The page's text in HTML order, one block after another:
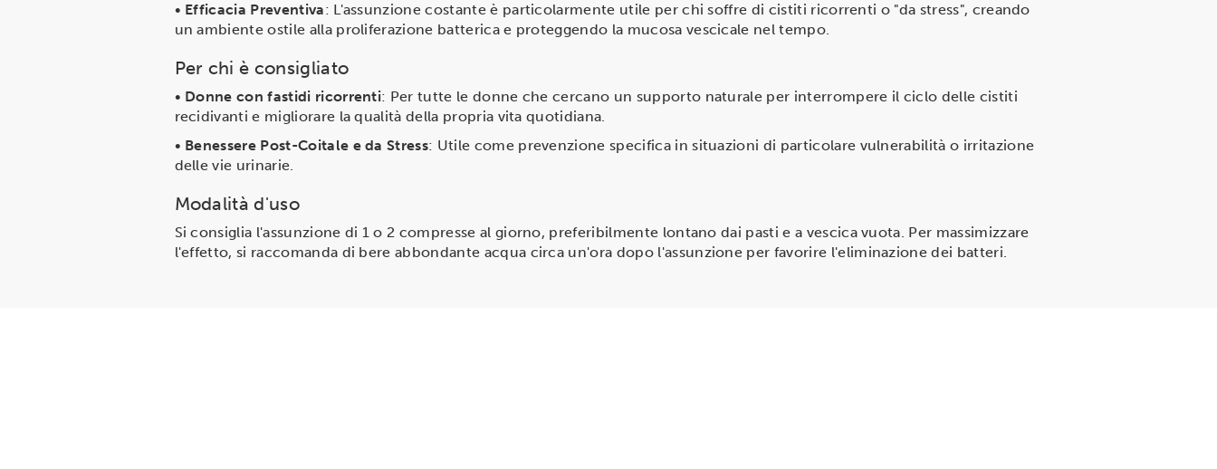
• Efficacia Preventiva: L'assunzione costante è particolarmente utile per chi soffre di cistiti ricorrenti o "da stress", creando
un ambiente ostile alla proliferazione batterica e proteggendo la mucosa vescicale nel tempo.
Per chi è consigliato
• Donne con fastidi ricorrenti: Per tutte le donne che cercano un supporto naturale per interrompere il ciclo delle cistiti
recidivanti e migliorare la qualità della propria vita quotidiana.
• Benessere Post-Coitale e da Stress: Utile come prevenzione specifica in situazioni di particolare vulnerabilità o irritazione
delle vie urinarie.
Modalità d'uso
Si consiglia l'assunzione di 1 o 2 compresse al giorno, preferibilmente lontano dai pasti e a vescica vuota. Per massimizzare
l'effetto, si raccomanda di bere abbondante acqua circa un'ora dopo l'assunzione per favorire l'eliminazione dei batteri.